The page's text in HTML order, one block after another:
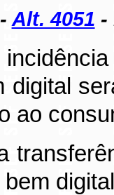
Alt. 4051 -
digital
ao